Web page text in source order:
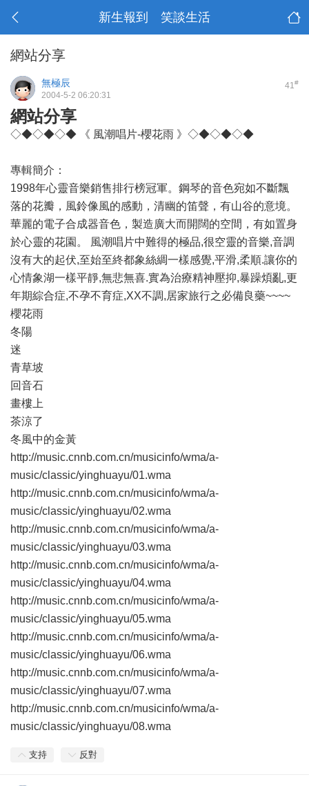
新生報到 笑談生活
網站分享
41#
無極辰
2004-5-2 06:20:31
網站分享
◇◆◇◆◇◆ 《 風潮唱片-櫻花雨 》◇◆◇◆◇◆
專輯簡介：
1998年心靈音樂銷售排行榜冠軍。鋼琴的音色宛如不斷飄
落的花瓣，風鈴像風的感動，清幽的笛聲，有山谷的意境。
華麗的電子合成器音色，製造廣大而開闊的空間，有如置身
於心靈的花園。 風潮唱片中難得的極品,很空靈的音樂,音調
沒有大的起伏,至始至終都象絲綢一樣感覺,平滑,柔順.讓你的
心情象湖一樣平靜,無悲無喜.實為治療精神壓抑,暴躁煩亂,更
年期綜合症,不孕不育症,XX不調,居家旅行之必備良藥~~~~
櫻花雨
冬陽
迷
青草坡
回音石
畫樓上
茶涼了
冬風中的金黃
http://music.cnnb.com.cn/musicinfo/wma/a-
music/classic/yinghuayu/01.wma
http://music.cnnb.com.cn/musicinfo/wma/a-
music/classic/yinghuayu/02.wma
http://music.cnnb.com.cn/musicinfo/wma/a-
music/classic/yinghuayu/03.wma
http://music.cnnb.com.cn/musicinfo/wma/a-
music/classic/yinghuayu/04.wma
http://music.cnnb.com.cn/musicinfo/wma/a-
music/classic/yinghuayu/05.wma
http://music.cnnb.com.cn/musicinfo/wma/a-
music/classic/yinghuayu/06.wma
http://music.cnnb.com.cn/musicinfo/wma/a-
music/classic/yinghuayu/07.wma
http://music.cnnb.com.cn/musicinfo/wma/a-
music/classic/yinghuayu/08.wma
支持 反對